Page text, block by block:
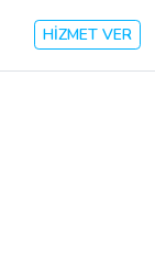
HİZMET VER